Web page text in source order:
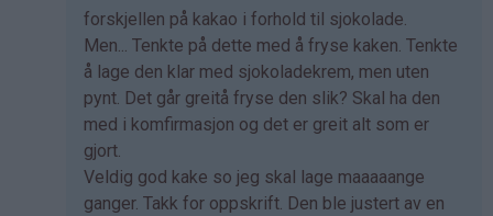
Kristine
-
Det…
forskjellen på kakao i forhold til sjokolade.
Men... Tenkte på dette med å fryse kaken. Tenkte
å lage den klar med sjokoladekrem, men uten
pynt. Det går greitå fryse den slik? Skal ha den
med i komfirmasjon og det er greit alt som er
gjort.
Veldig god kake so jeg skal lage maaaaange
ganger. Takk for oppskrift. Den ble justert av en